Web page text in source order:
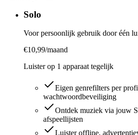
Solo
Voor persoonlijk gebruik door één
€10,99/maand
Luister op 1 apparaattegelijk
Eigen genrefilters per
wachtwoordbeveiliging
Ontdek muziek via jouw
afspeellijsten
Luister offline,